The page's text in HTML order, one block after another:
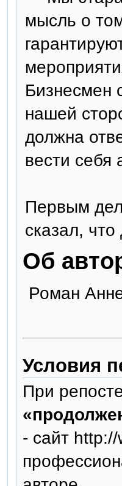
мысль о
Бизнесмен
нашей
должна
вести себя
Первым
сказал,
Об
Роман
Условия
При
- сайт